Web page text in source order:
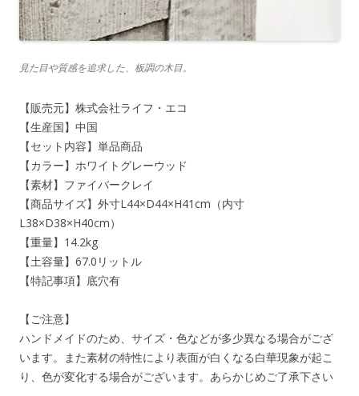
見た目や質感を追求した、板調の木目。
【販売元】株式会社ライフ・エコ
【生産国】中国
【セット内容】単品商品
【カラー】ホワイトグレーウッド
【素材】ファイバークレイ
【商品サイズ】外寸L44×D44×H41cm（内寸
L38×D38×H40cm）
【重量】14.2kg
【土容量】67.0リットル
【特記事項】底穴有
【ご注意】
ハンドメイドのため、サイズ・色などが多少異なる場合がござ
います。また素材の特性により表面が白くなる白華現象が起こ
り、色が変化する場合がございます。あらかじめご了承下さい